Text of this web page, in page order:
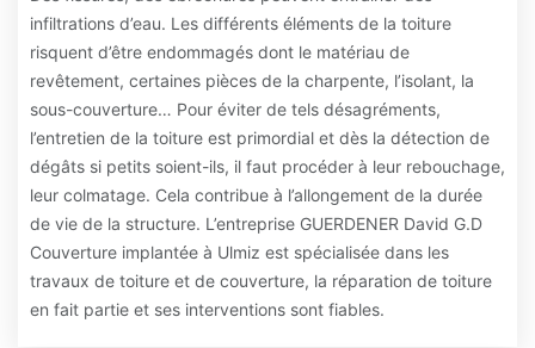
infiltrations d’eau. Les différents éléments de la toiture
risquent d’être endommagés dont le matériau de
revêtement, certaines pièces de la charpente, l’isolant, la
sous-couverture… Pour éviter de tels désagréments,
l’entretien de la toiture est primordial et dès la détection de
dégâts si petits soient-ils, il faut procéder à leur rebouchage,
leur colmatage. Cela contribue à l’allongement de la durée
de vie de la structure. L’entreprise GUERDENER David G.D
Couverture implantée à Ulmiz est spécialisée dans les
travaux de toiture et de couverture, la réparation de toiture
en fait partie et ses interventions sont fiables.